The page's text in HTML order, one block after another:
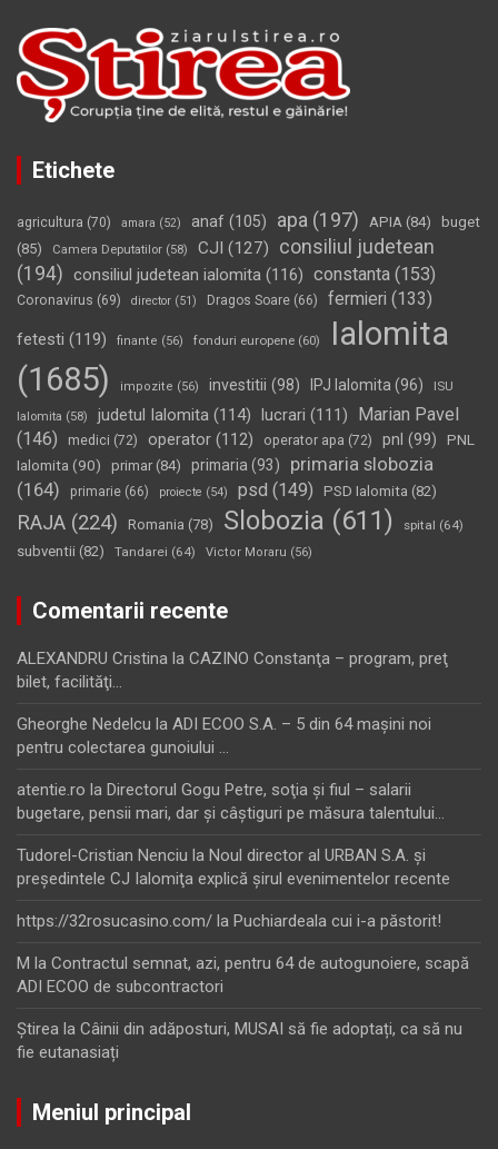
Etichete
agricultura (70) amara (52) anaf (105) apa (197) APIA (84)
buget
(85)
Camera Deputatilor (58) CJI (127)
consiliul judetean
(194) consiliul judetean ialomita (116) constanta (153)
Coronavirus (69) director (51) Dragos Soare (66) fermieri (133)
fetesti (119) finante (56) fonduri europene (60)
Ialomita
(1685)
impozite (56) investitii (98) IPJ Ialomita (96) ISU
Ialomita (58) judetul Ialomita (114) lucrari (111)
Marian Pavel
(146)
medici (72) operator (112) operator apa (72) pnl (99)
PNL
Ialomita (90) primar(84) primaria (93)
primaria slobozia
(164)
primarie (66) proiecte (54) psd (149) PSD Ialomita (82)
RAJA (224) Romania (78) Slobozia (611) spital (64)
subventii (82) Tandarei (64) Victor Moraru (56)
Comentarii recente
ALEXANDRU Cristina la CAZINO Constanţa – program, preţ
bilet, facilităţi…
Gheorghe Nedelcu la ADI ECOO S.A. – 5 din 64 maşini noi
pentru colectarea gunoiului …
atentie.ro la Directorul Gogu Petre, soţia şi fiul – salarii
bugetare, pensii mari, dar şi câştiguri pe măsura talentului…
Tudorel-Cristian Nenciu la Noul director al URBAN S.A. şi
preşedintele CJ Ialomiţa explică şirul evenimentelor recente
https://32rosucasino.com/ la Puchiardeala cui i-a păstorit!
M la Contractul semnat, azi, pentru 64 de autogunoiere, scapă
ADI ECOO de subcontractori
Ştirea la Câinii din adăposturi, MUSAI să fie adoptați, ca să nu
fie eutanasiați
Meniul principal